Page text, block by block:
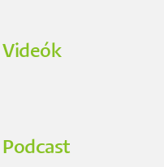
Videók
Podcast